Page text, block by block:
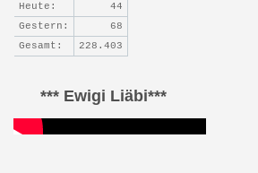
Heute:
44
Gestern:
68
Gesamt:
228.403
*** Ewigi Liäbi***